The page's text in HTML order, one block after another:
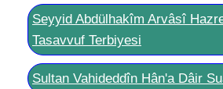
Seyyid Abdülhakîm Arvâsî
Tasavvuf Terbiyesi
Sultan Vahideddîn Hân'a Dâir